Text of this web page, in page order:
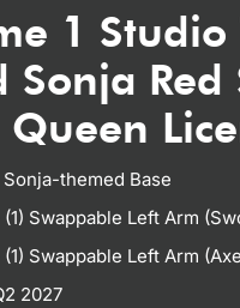
1
Sonja
Sonja-themed Base
(1) Swappable Left Arm
(1) Swappable Left Arm
2027